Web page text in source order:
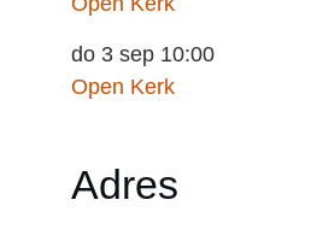
do 3 sep 10:00
Open Kerk
Adres